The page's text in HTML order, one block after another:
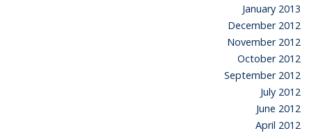
January 2013
December 2012
November 2012
October 2012
September 2012
July 2012
June 2012
April 2012